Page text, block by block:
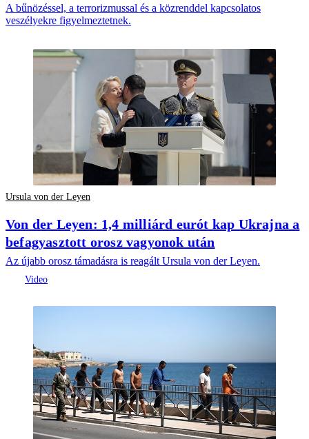
A bűnözéssel, a terrorizmussal és a közrenddel kapcsolatos
veszélyekre figyelmeztetnek.
Ursula von der Leyen
Von der Leyen: 1,4 milliárd eurót kap Ukrajna a
befagyasztott orosz vagyonok után
Az újabb orosz támadásra is reagált Ursula von der Leyen.